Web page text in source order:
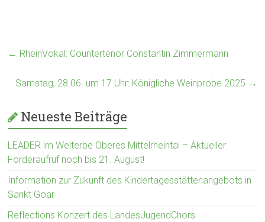
← RheinVokal: Countertenor Constantin Zimmermann
Samstag, 28.06. um 17 Uhr: Königliche Weinprobe 2025 →
Neueste Beiträge
LEADER im Welterbe Oberes Mittelrheintal – Aktueller
Förderaufruf noch bis 21. August!
Information zur Zukunft des Kindertagesstättenangebots in
Sankt Goar
Reflections Konzert des LandesJugendChors